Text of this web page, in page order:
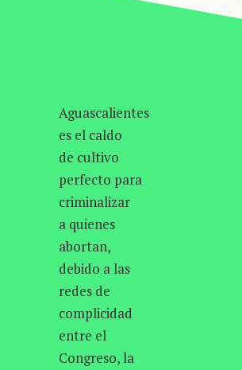
Aguascalientes
es el caldo
de cultivo
perfecto para
criminalizar
a quienes
abortan,
debido a las
redes de
complicidad
entre el
Congreso, la